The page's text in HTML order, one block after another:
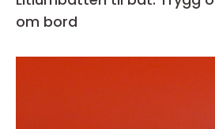
om bord